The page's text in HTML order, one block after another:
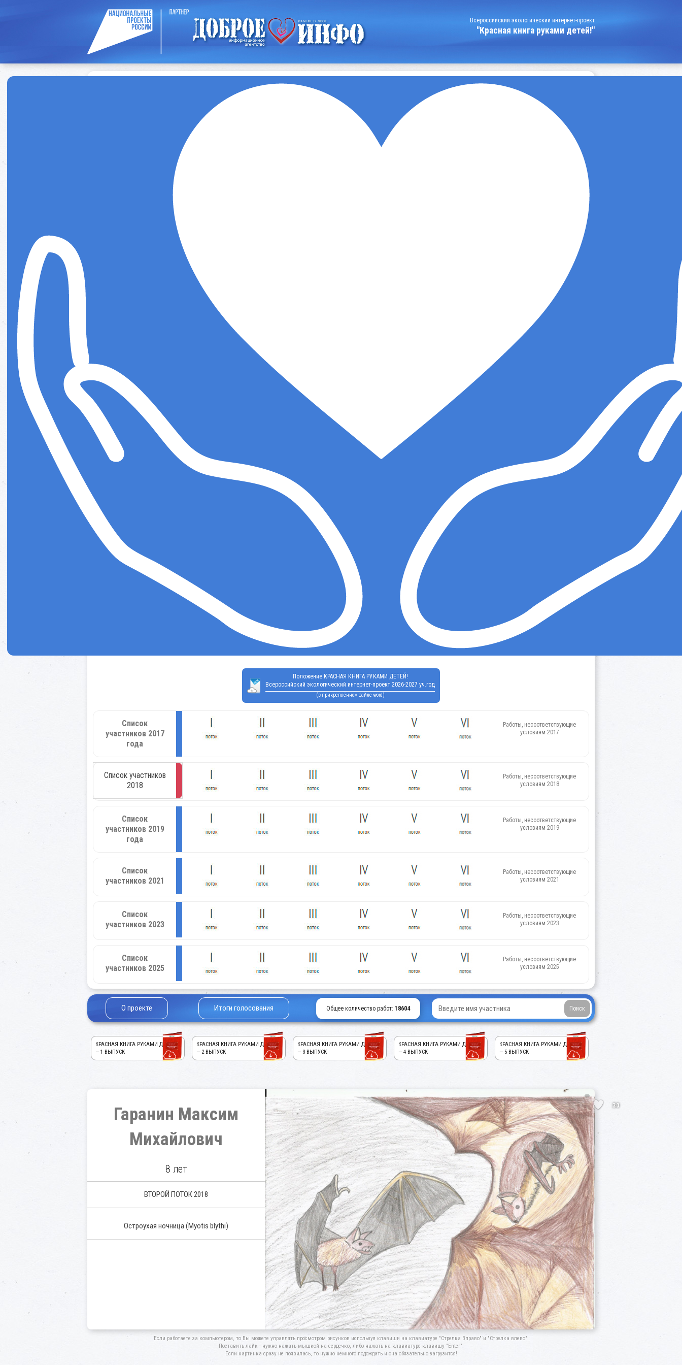
Всероссийский экологический интернет-проект
"Красная книга руками детей!"
Положение КРАСНАЯ КНИГА РУКАМИ ДЕТЕЙ!
Всероссийский экологический интернет-проект 2026-2027 уч.год
(в прикреплённом файле word)
Список
участников 2017
года
Работы, несоответствующие
условиям 2017
Список участников
2018
Работы, несоответствующие
условиям 2018
Список
участников 2019
года
Работы, несоответствующие
условиям 2019
Список
участников 2021
Работы, несоответствующие
условиям 2021
Список
участников 2023
Работы, несоответствующие
условиям 2023
Список
участников 2025
Работы, несоответствующие
условиям 2025
О проекте Итоги голосования Общее количество работ: 18604
КРАСНАЯ КНИГА РУКАМИ ДЕТЕЙ!
— 1 ВЫПУСК
КРАСНАЯ КНИГА РУКАМИ ДЕТЕЙ!
— 2 ВЫПУСК
КРАСНАЯ КНИГА РУКАМИ ДЕТЕЙ!
— 3 ВЫПУСК
КРАСНАЯ КНИГА РУКАМИ ДЕТЕЙ!
— 4 ВЫПУСК
КРАСНАЯ КНИГА РУКАМИ ДЕТЕЙ!
— 5 ВЫПУСК
Гаранин Максим
Михайлович
8 лет
ВТОРОЙ ПОТОК 2018
Остроухая ночница (Myotis blythi)
30
Если работаете за компьютером, то Вы можете управлять просмотром рисунков используя клавиши на клавиатуре "Стрелка Вправо" и "Стрелка влево".
Поставить лайк - нужно нажать мышкой на сердечко, либо нажать на клавиатуре клавишу "Enter".
Если картинка сразу не появилась, то нужно немного подождать и она обязательно загрузится!